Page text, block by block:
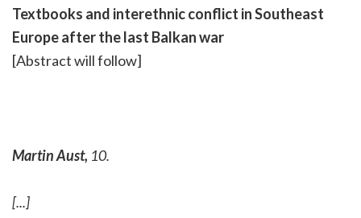
Textbooks and interethnic conflict in Southeast
Europe after the last Balkan war
[Abstract will follow]
Martin Aust, 10.
[...]